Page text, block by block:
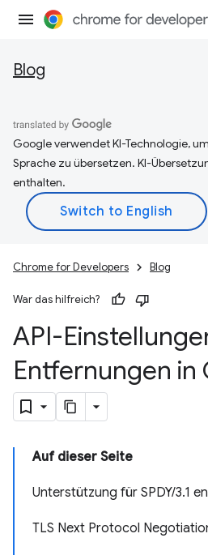
Blog
Google verwendet KI-Technologie,
Sprache zu übersetzen. KI-
enthalten.
Chrome for Developers Blog
War das hilfreich?
API-
Entfernungen in
Auf dieser Seite
Unterstützung für SPDY/3.1
TLS Next Protocol